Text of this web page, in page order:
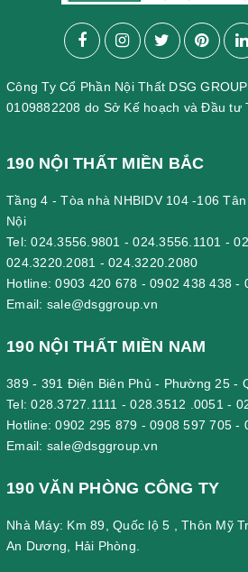
Công Ty Cổ Phần Nội Thất DSG
0109882208 do Sở Kế hoạch và Đầu tư
190 NỘI THẤT MIỀN BẮC
Tầng 4 - Tòa nhà NHBIDV 104 -106
Nội
Tel:024.3556.9801 -024.3556.1101 -
024.3220.2081 - 024.3220.2080
Hotline:0903 420 678 - 0902 438 438 -
Email: sale@dsggroup.vn
190 NỘI THẤT MIỀN NAM
389 - 391 Điện Biên Phủ - Phường 25 -
Tel:028.3727.1111 -028.3512 .0051 -
Hotline:0902 295 879 - 0908 597 705 -
Email: sale@dsggroup.vn
190 VĂN PHÒNG CÔNG TY
Nhà Máy: Km 89, Quốc lộ 5 , Thôn Mỹ
An Dương, Hải Phòng.